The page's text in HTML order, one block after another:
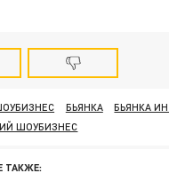
БЬЯНКА
БЬЯНКА
ШОУБИЗНЕС
ТАКЖЕ: